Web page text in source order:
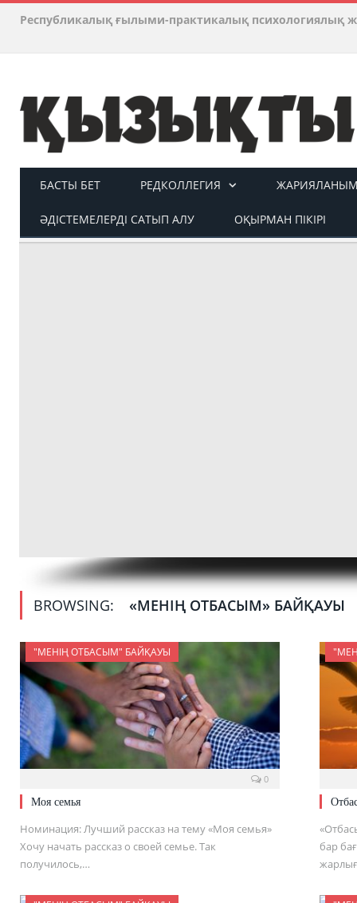
Республикалық ғылыми-практикалық психологиялық
БАСТЫ БЕТ РЕДКОЛЛЕГИЯ ЖАРИЯЛАНЫМ
ӘДІСТЕМЕЛЕРДІ САТЫП АЛУ ОҚЫРМАН ПІКІРІ
BROWSING: «МЕНІҢ ОТБАСЫМ» БАЙҚАУЫ
"МЕНІҢ ОТБАСЫМ" БАЙҚАУЫ
0
Моя семья
Номинация: Лучший рассказ на тему «Моя семья»
Хочу начать рассказ о своей семье. Так
получилось,…
бар